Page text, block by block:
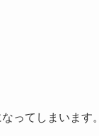
ってしまいます。